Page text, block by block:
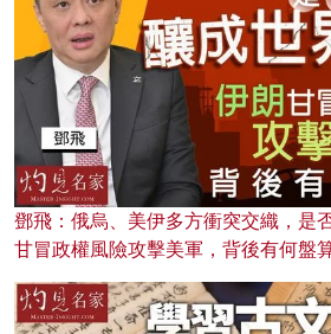
鄧飛：俄烏、美伊多方衝突交織，是
甘冒政權風險攻擊美軍，背後有何盤